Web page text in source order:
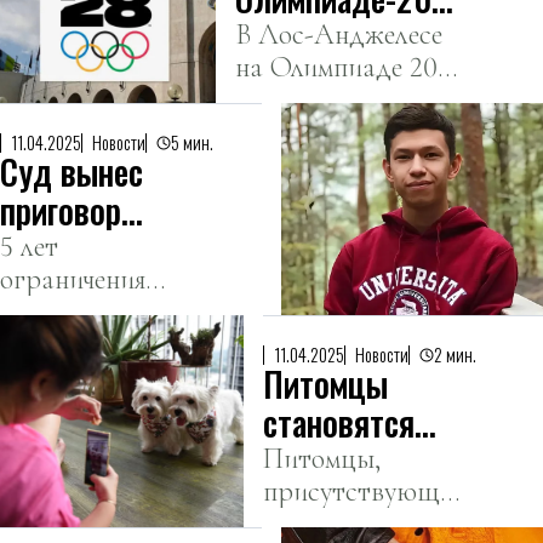
впервые будут
участвовать
больше женщин,
чем мужчин
В Лос-Анджелесе
на Олимпиаде 2028
года впервые в
истории
количество
женщин-
спортсменок
превысит число
мужчин.
11.04.2025 Новости 5 мин.
Суд вынес
приговор
автору
паблика
сатирических
новостей
Qaznews24
5 лет
ограничения
свободы,
запреты на
творчество и
другие виды
деятельности
11.04.2025 Новости 2 мин.
Питомцы
становятся
успешнее
хозяев-
Питомцы,
присутствующие
в социальных